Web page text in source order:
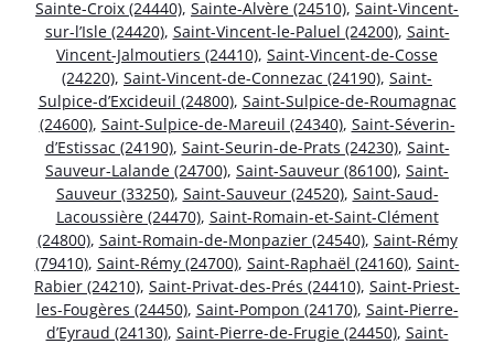
Sainte-Croix (24440), Sainte-Alvère (24510), Saint-Vincent-
sur-l’Isle (24420), Saint-Vincent-le-Paluel (24200), Saint-
Vincent-Jalmoutiers (24410), Saint-Vincent-de-Cosse
(24220), Saint-Vincent-de-Connezac (24190), Saint-
Sulpice-d’Excideuil (24800), Saint-Sulpice-de-Roumagnac
(24600), Saint-Sulpice-de-Mareuil (24340), Saint-Séverin-
d’Estissac (24190), Saint-Seurin-de-Prats (24230), Saint-
Sauveur-Lalande (24700), Saint-Sauveur (86100), Saint-
Sauveur (33250), Saint-Sauveur (24520), Saint-Saud-
Lacoussière (24470), Saint-Romain-et-Saint-Clément
(24800), Saint-Romain-de-Monpazier (24540), Saint-Rémy
(79410), Saint-Rémy (24700), Saint-Raphaël (24160), Saint-
Rabier (24210), Saint-Privat-des-Prés (24410), Saint-Priest-
les-Fougères (24450), Saint-Pompon (24170), Saint-Pierre-
d’Eyraud (24130), Saint-Pierre-de-Frugie (24450), Saint-